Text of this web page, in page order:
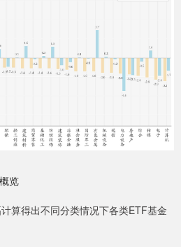
览
算得出不同分类情况下各类ETF基金